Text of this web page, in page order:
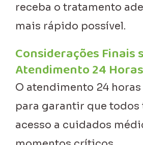
receba o tratamento
mais rápido possível.
Considerações Finais
Atendimento 24 Horas
O atendimento 24 horas
para garantir que todos
acesso a cuidados